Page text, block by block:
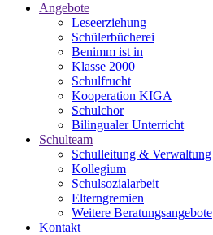
Angebote
Leseerziehung
Schülerbücherei
Benimm ist in
Klasse 2000
Schulfrucht
Kooperation KIGA
Schulchor
Bilingualer Unterricht
Schulteam
Schulleitung & Verwaltung
Kollegium
Schulsozialarbeit
Elterngremien
Weitere Beratungsangebote
Kontakt